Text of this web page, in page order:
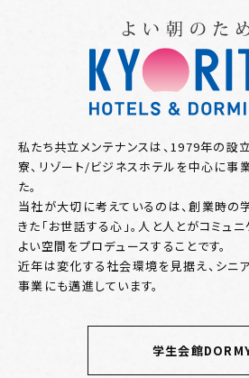
私たち共立メンテナンスは、1979年の設
寮、リゾート/ビジネスホテルを中心に事
た。
当社が大切に考えているのは、創業時の
きた「お世話する心」。人と人とがコミュ
よい空間をプロデュースすることです。
近年は変化する社会環境を見据え、シニ
事業にも邁進しています。
学生会館